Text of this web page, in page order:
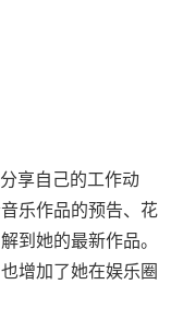
享自己的工作动
乐作品的预告、花
到她的最新作品。
增加了她在娱乐圈